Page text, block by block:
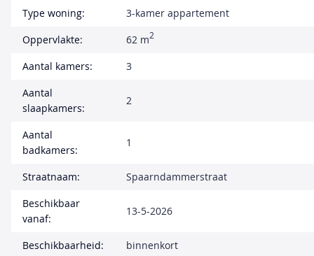
Type woning:
3-kamer appartement
Oppervlakte:
62 m2
Aantal kamers:
3
Aantal
slaapkamers:
2
Aantal
badkamers:
1
Straatnaam:
Spaarndammerstraat
Beschikbaar
vanaf:
13-5-2026
Beschikbaarheid: binnenkort